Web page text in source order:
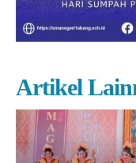
Artikel